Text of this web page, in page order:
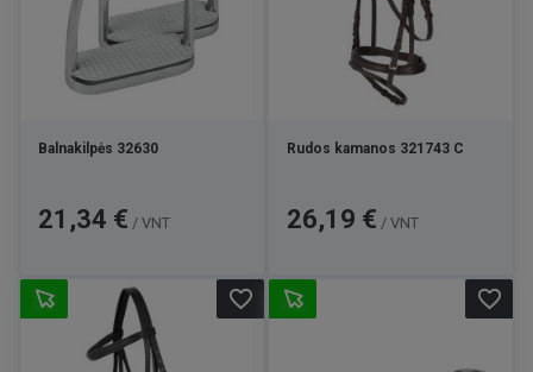
Balnakilpės 32630
Kaina
21,34 € / VNT
Rudos kamanos 321743 C
Kaina
26,19 € / VNT
favorite_border favorite_border